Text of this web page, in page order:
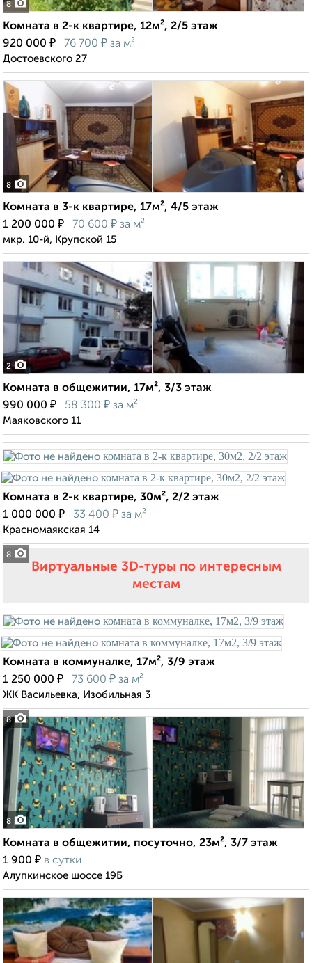
8
Комната в 2-к квартире, 12м², 2/5 этаж
920 000 ₽ 76 700 ₽ за м²
Достоевского 27
8
Комната в 3-к квартире, 17м², 4/5 этаж
1 200 000 ₽ 70 600 ₽ за м²
мкр. 10-й, Крупской 15
2
Комната в общежитии, 17м², 3/3 этаж
990 000 ₽ 58 300 ₽ за м²
Маяковского 11
8
Комната в 2-к квартире, 30м², 2/2 этаж
1 000 000 ₽ 33 400 ₽ за м²
Красномаякская 14
Виртуальные 3D-туры по интересным
местам
8
Комната в коммуналке, 17м², 3/9 этаж
1 250 000 ₽ 73 600 ₽ за м²
ЖК Васильевка, Изобильная 3
8
Комната в общежитии, посуточно, 23м², 3/7 этаж
1 900 ₽ в сутки
Алупкинское шоссе 19Б